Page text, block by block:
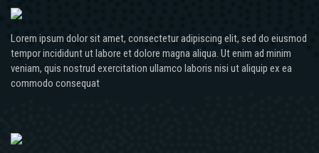
Lorem ipsum dolor sit amet, consectetur adipiscing elit, sed do eiusmod
tempor incididunt ut labore et dolore magna aliqua. Ut enim ad minim
veniam, quis nostrud exercitation ullamco laboris nisi ut aliquip ex ea
commodo consequat